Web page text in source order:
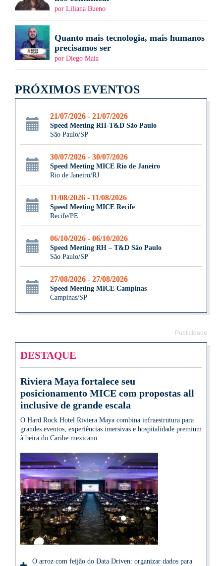
por Liliana Bueno
Quanto mais tecnologia, mais humanos
precisamos ser
por Diego Maia
PRÓXIMOS EVENTOS
21/07/2026 - 21/07/2026
Speed Meeting RH-T&D São Paulo
São Paulo/SP
30/07/2026 - 30/07/2026
Speed Meeting MICE Rio de Janeiro
Rio de Janeiro/RJ
11/08/2026 - 11/08/2026
Speed Meeting MICE Recife
Recife/PE
06/10/2026 - 06/10/2026
Speed Meeting RH – T&D São Paulo
São Paulo/SP
27/08/2026 - 27/08/2026
Speed Meeting MICE Campinas
Campinas/SP
Publicidade
DESTAQUE
Riviera Maya fortalece seu
posicionamento MICE com propostas all
inclusive de grande escala
O Hard Rock Hotel Riviera Maya combina infraestrutura para
grandes eventos, experiências imersivas e hospitalidade premium
à beira do Caribe mexicano
O arroz com feijão do Data Driven: organizar dados para